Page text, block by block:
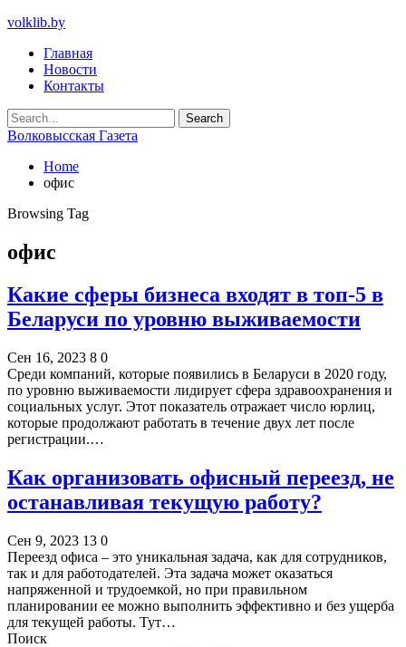
volklib.by
Главная
Новости
Контакты
Волковысская Газета
Home
офис
Browsing Tag
офис
Какие сферы бизнеса входят в топ-5 в
Беларуси по уровню выживаемости
Сен 16, 2023 8 0
Среди компаний, которые появились в Беларуси в 2020 году,
по уровню выживаемости лидирует сфера здравоохранения и
социальных услуг. Этот показатель отражает число юрлиц,
которые продолжают работать в течение двух лет после
регистрации.…
Как организовать офисный переезд, не
останавливая текущую работу?
Сен 9, 2023 13 0
Переезд офиса – это уникальная задача, как для сотрудников,
так и для работодателей. Эта задача может оказаться
напряженной и трудоемкой, но при правильном
планировании ее можно выполнить эффективно и без ущерба
для текущей работы. Тут…
Поиск